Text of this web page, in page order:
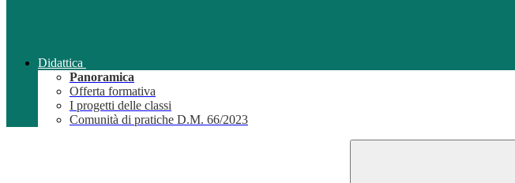
Didattica
Panoramica
Offerta formativa
I progetti delle classi
Comunità di pratiche D.M. 66/2023